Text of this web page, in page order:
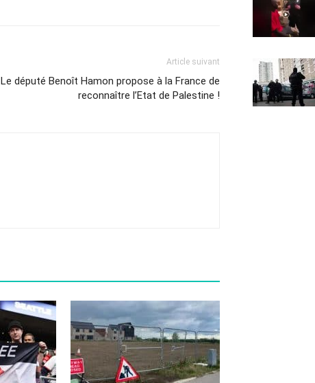
Article suivant
Le député Benoît Hamon propose à la France de
reconnaître l’Etat de Palestine !